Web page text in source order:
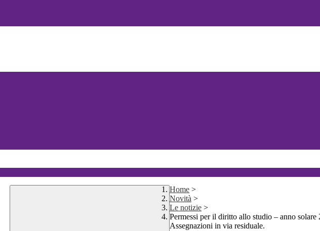
Home >
Novità >
Le notizie >
Permessi per il diritto allo studio – anno
Assegnazioni in via residuale.